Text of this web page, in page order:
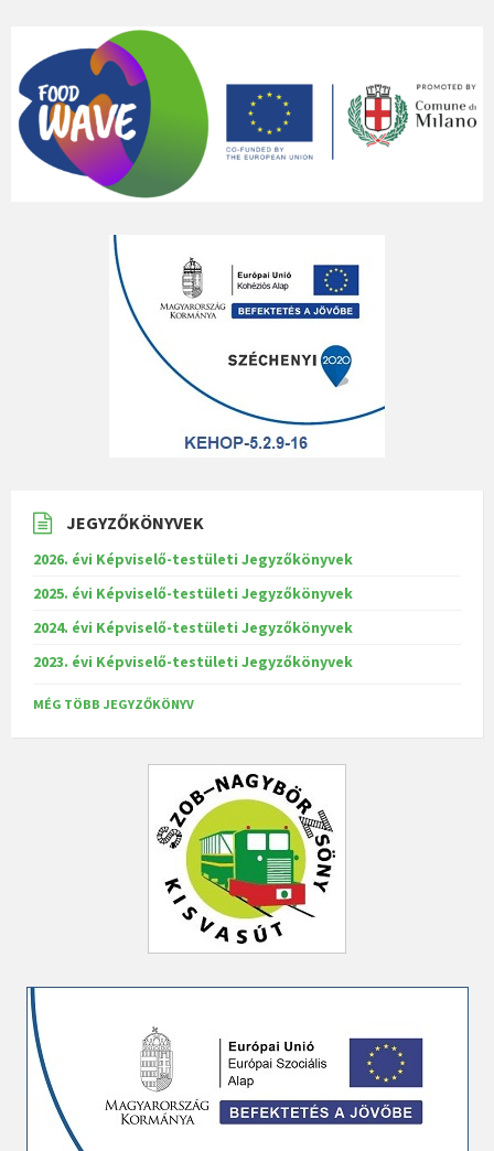
JEGYZŐKÖNYVEK
2026. évi Képviselő-testületi Jegyzőkönyvek
2025. évi Képviselő-testületi Jegyzőkönyvek
2024. évi Képviselő-testületi Jegyzőkönyvek
2023. évi Képviselő-testületi Jegyzőkönyvek
MÉG TÖBB JEGYZŐKÖNYV